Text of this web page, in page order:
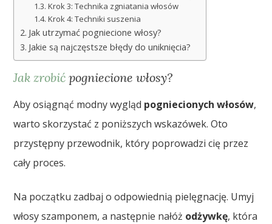
Krok 3: Technika zgniatania włosów
Krok 4: Techniki suszenia
Jak utrzymać pogniecione włosy?
Jakie są najczęstsze błędy do uniknięcia?
Jak zrobić pogniecione włosy?
Aby osiągnąć modny wygląd pogniecionych włosów,
warto skorzystać z poniższych wskazówek. Oto
przystępny przewodnik, który poprowadzi cię przez
cały proces.
Na początku zadbaj o odpowiednią pielęgnację. Umyj
włosy szamponem, a następnie nałóż odżywkę, która